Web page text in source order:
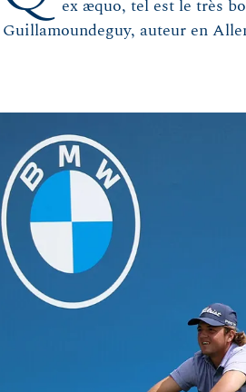
ex æquo, tel est le très
Guillamoundeguy, auteur en